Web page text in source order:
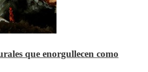
que enorgullecen como